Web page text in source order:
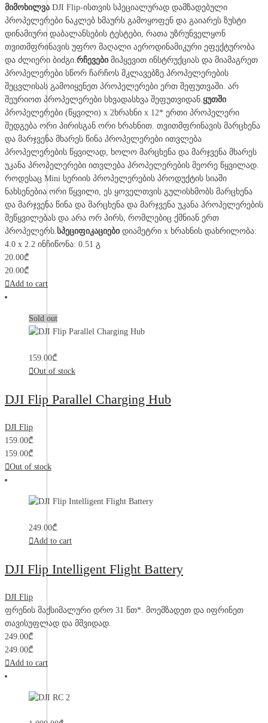
მიმოხილვა DJI Flip-ისთვის სპეციალურად დამზადებული
პროპელერები ნაკლებ ხმაურს გამოყოფენ და გაიარეს ზუსტი
დინამიური დაბალანსების ტესტები, რათა უზრუნველყონ
თვითმფრინავის უფრო მაღალი აეროდინამიკური ეფექტურობა
და ძლიერი ბიძგი.რჩევები მიჰყევით ინსტრუქციას და მიამაგრეთ
პროპელერები სწორ ჩარჩოს მკლავებზე.პროპელერების
შეცვლისას გამოიყენეთ პროპელერები ერთ შეფუთვაში. არ
შეურიოთ პროპელერები სხვადასხვა შეფუთვიდან.ყუთში
პროპელერები (წყვილი) x 2ხრახნი x 12* ერთი პროპელერი
შედგება ორი პირისგან ორი ხრახნით. თვითმფრინავის მარცხენა
და მარჯვენა მხარეს წინა პროპელერები ითვლება
პროპელერების წყვილად, ხოლო მარცხენა და მარჯვენა მხარეს
უკანა პროპელერები ითვლება პროპელერების მეორე წყვილად.
როდესაც Mini სერიის პროპელერების პროდუქტის სიაში
ნახსენებია ორი წყვილი, ეს ყოველთვის გულისხმობს მარცხენა
და მარჯვენა წინა და მარცხენა და მარჯვენა უკანა პროპელერების
შეწყვილებას და არა ორ პირს, რომლებიც ქმნიან ერთ
პროპელერს.სპეციფიკაციები დიამეტრი x ხრახნის დახრილობა:
4.0 x 2.2 ინჩიწონა: 0.51 გ
20.00₾
20.00₾
Add to cart
Sold out
159.00₾
Out of stock
DJI Flip Parallel Charging Hub
DJI Flip
159.00₾
159.00₾
Out of stock
249.00₾
Add to cart
DJI Flip Intelligent Flight Battery
DJI Flip
ფრენის მაქსიმალური დრო 31 წთ*. მოემზადეთ და იფრინეთ
თავისუფლად და მშვიდად.
249.00₾
249.00₾
Add to cart